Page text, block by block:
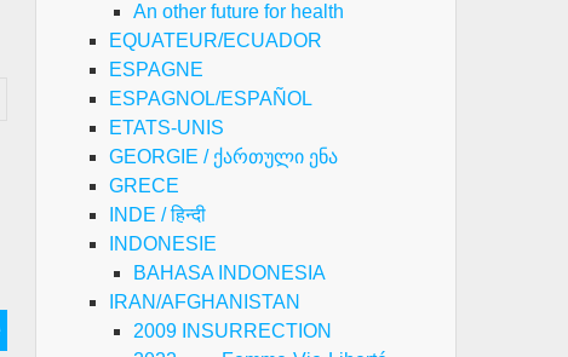
ALTO
La
An other future for health
EQUATEUR/ECUADOR
ESPAGNE
ESPAGNOL/ESPAÑOL
ETATS-UNIS
GEORGIE / ქართული ენა
GRECE
INDE / हिन्दी
INDONESIE
BAHASA INDONESIA
IRAN/AFGHANISTAN
2009 INSURRECTION